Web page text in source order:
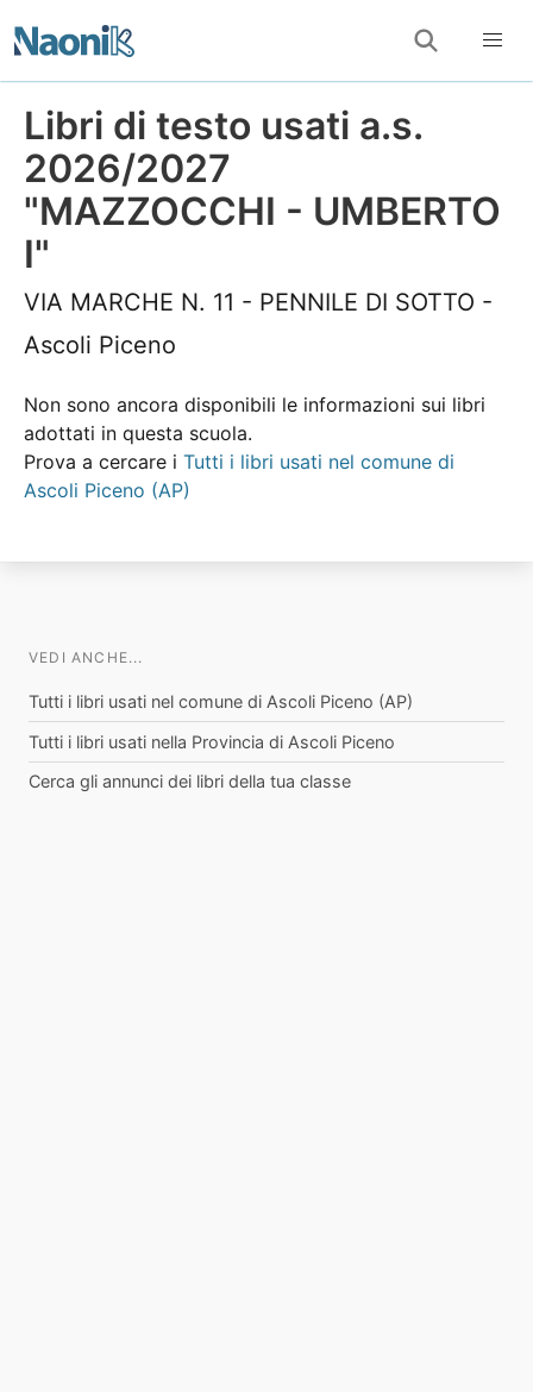
Libri di testo usati a.s.
2026/2027
"MAZZOCCHI - UMBERTO
I"
VIA MARCHE N. 11 - PENNILE DI SOTTO -
Ascoli Piceno
Non sono ancora disponibili le informazioni sui libri
adottati in questa scuola.
Prova a cercare i Tutti i libri usati nel comune di
Ascoli Piceno (AP)
VEDI ANCHE...
Tutti i libri usati nel comune di Ascoli Piceno (AP)
Tutti i libri usati nella Provincia di Ascoli Piceno
Cerca gli annunci dei libri della tua classe